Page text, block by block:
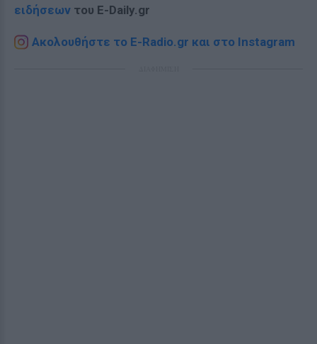
ειδήσεων του E-Daily.gr
Ακολουθήστε το E-Radio.gr και στο Instagram